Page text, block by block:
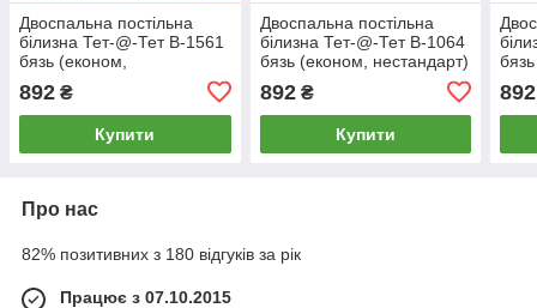
Двоспальна постільна
білизна Тет-@-Тет В-1561
бязь (економ,
892 ₴
Купити
Двоспальна постільна
білизна Тет-@-Тет В-1064
бязь (економ, нестандарт)
892₴
Купити
892
Про нас
82% позитивних з 180 відгуків за рік
Працює з 07.10.2015